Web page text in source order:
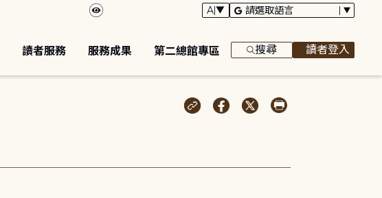
讀者服務 服務成果 第二總館專區 搜尋 讀者登入